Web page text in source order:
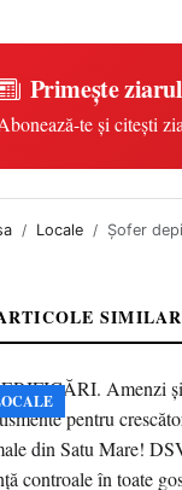
Primește
te și citești
Locale Şofer